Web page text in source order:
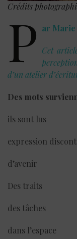
Crédits
P ar
Cet
d’un atelier
Des mots
ils sont lus
expression
d’avenir
Des traits
des tâches
dans l’espace